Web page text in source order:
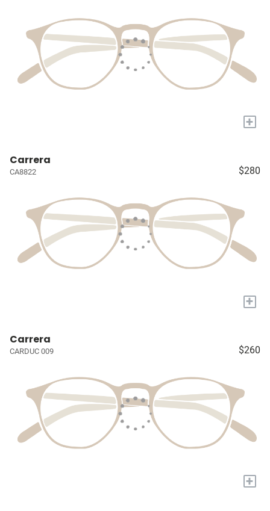
+
Carrera
CA8822 $280
+
Carrera
CARDUC 009 $260
+